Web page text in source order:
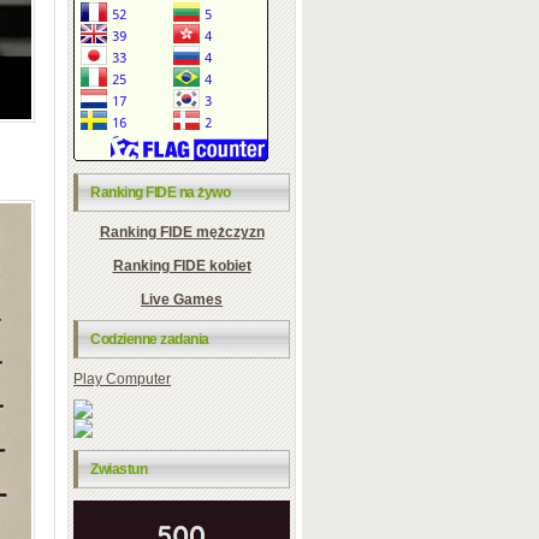
Ranking FIDE na żywo
Ranking FIDE mężczyzn
Ranking FIDE kobiet
Live Games
Codzienne zadania
Play Computer
Zwiastun